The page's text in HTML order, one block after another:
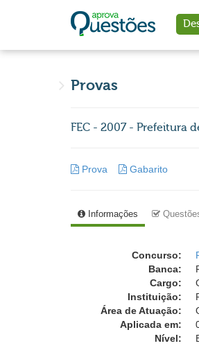
Provas
FEC - 2007 - Prefeitura
Prova Gabarito
Informações
Concurso:
Banca:
Cargo:
Instituição:
Área de Atuação:
Aplicada em:
Nível: